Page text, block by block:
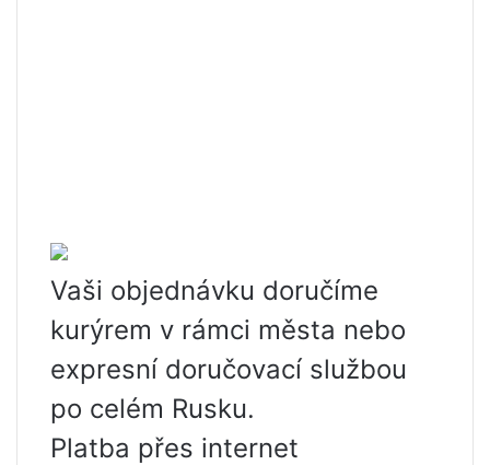
Vaši objednávku doručíme
kurýrem v rámci města nebo
expresní doručovací službou
po celém Rusku.
Platba přes internet